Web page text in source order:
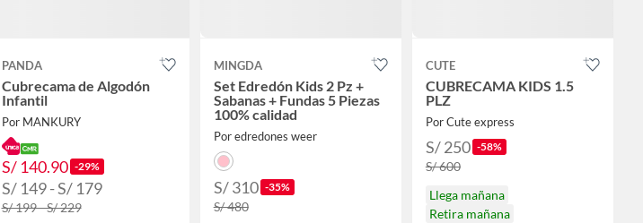
PANDA
Cubrecama de Algodón
Infantil
Por MANKURY
S/ 140.90 -29%
S/ 149 - S/ 179
S/ 199 - S/ 229
MINGDA
Set Edredón Kids 2 Pz +
Sabanas + Fundas 5 Piezas
100% calidad
Por edredones weer
S/ 310 -35%
S/ 480
CUTE
CUBRECAMA KIDS 1.5
PLZ
Por Cute express
S/ 250 -58%
S/ 600
Llega mañana
Retira mañana